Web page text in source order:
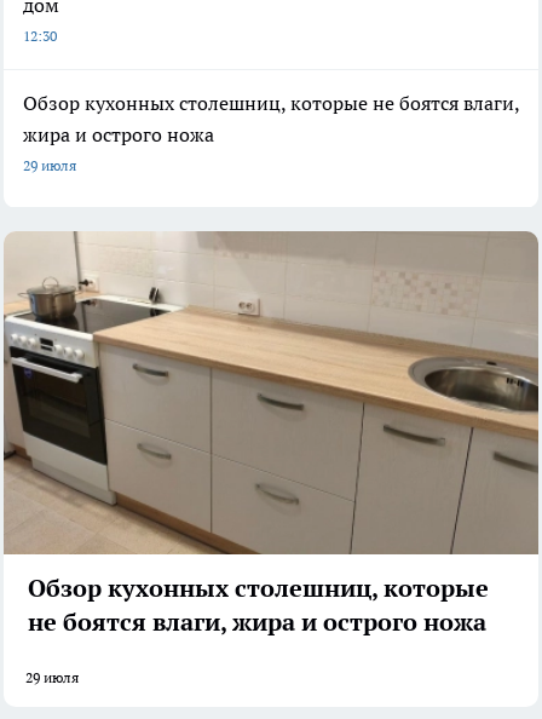
12:30
Обзор кухонных столешниц, которые не боятся влаги,
жира и острого ножа
29 июля
Обзор кухонных столешниц, которые
не боятся влаги, жира и острого ножа
29 июля